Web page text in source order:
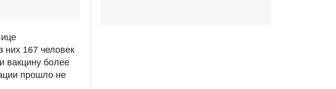
них 167 человек
вакцину более
прошло не